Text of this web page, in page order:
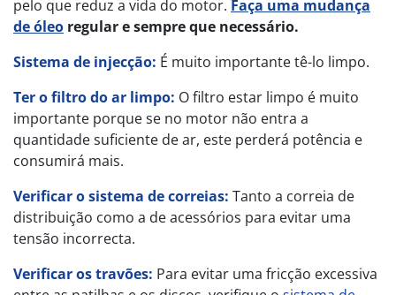
pelo que reduz a vida do motor. Faça uma mudança
de óleo regular e sempre que necessário.
Sistema de injecção: É muito importante tê-lo limpo.
Ter o filtro do ar limpo: O filtro estar limpo é muito
importante porque se no motor não entra a
quantidade suficiente de ar, este perderá potência e
consumirá mais.
Verificar o sistema de correias: Tanto a correia de
distribuição como a de acessórios para evitar uma
tensão incorrecta.
Verificar os travões: Para evitar uma fricção excessiva